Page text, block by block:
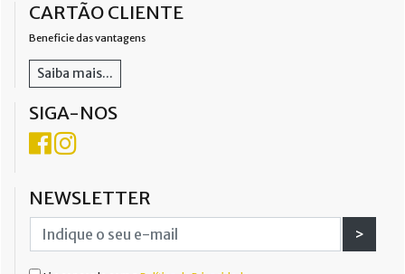
CARTÃO CLIENTE
Beneficie das vantagens
Saiba mais...
SIGA-NOS
NEWSLETTER
>